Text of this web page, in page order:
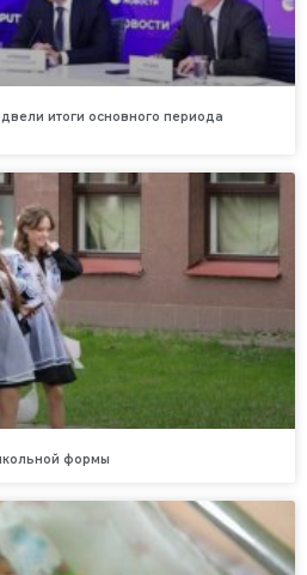
итоги основного периода
формы